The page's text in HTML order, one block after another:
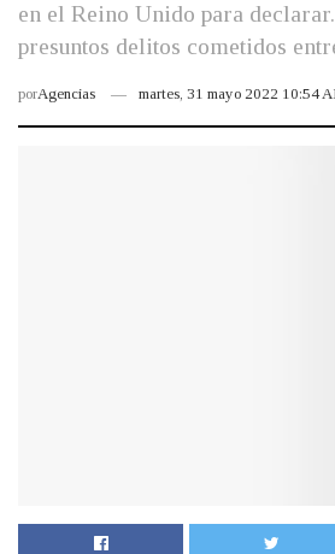
en el Reino Unido para
presuntos delitos cometidos
porAgencias martes, 31 mayo 2022 10:54